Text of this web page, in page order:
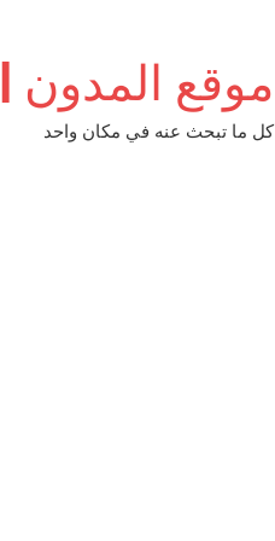
موقع المدون | almudwen.com
كل ما تبحث عنه في مكان واحد